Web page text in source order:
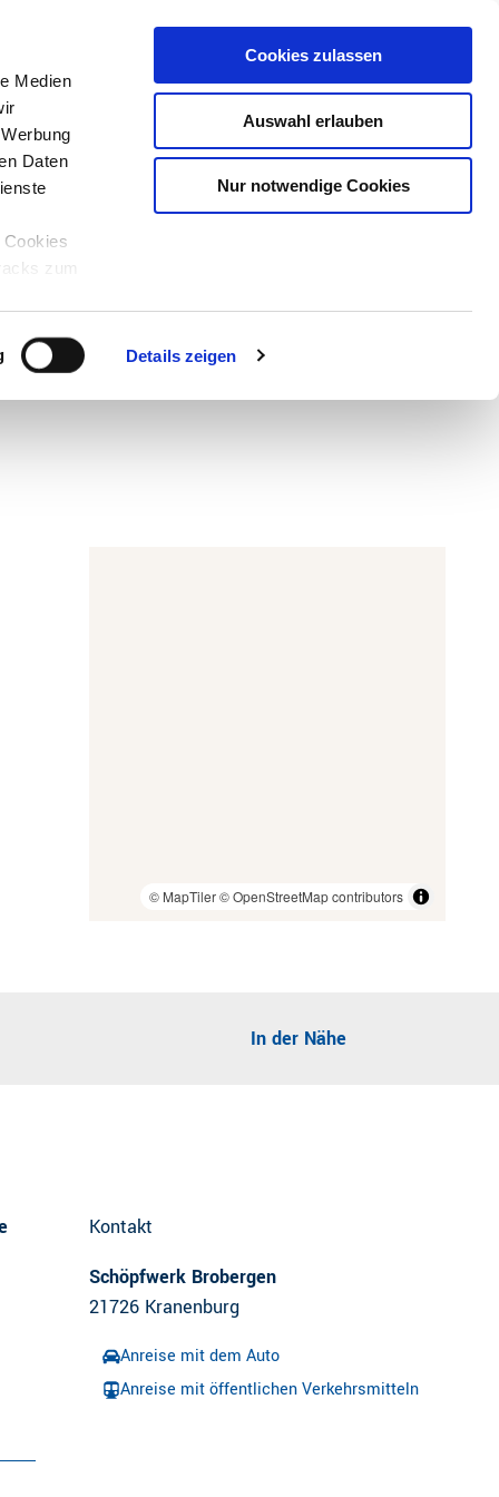
Medien
Daten
zum
Details zeigen
Cookies zulassen
Auswahl erlauben
Nur notwendige Cookies
© MapTiler© OpenStreetMap contributors
In der Nähe
Kontakt
Schöpfwerk Brobergen
21726 Kranenburg
Anreise mit dem Auto
Anreise mit öffentlichen Verkehrsmitteln